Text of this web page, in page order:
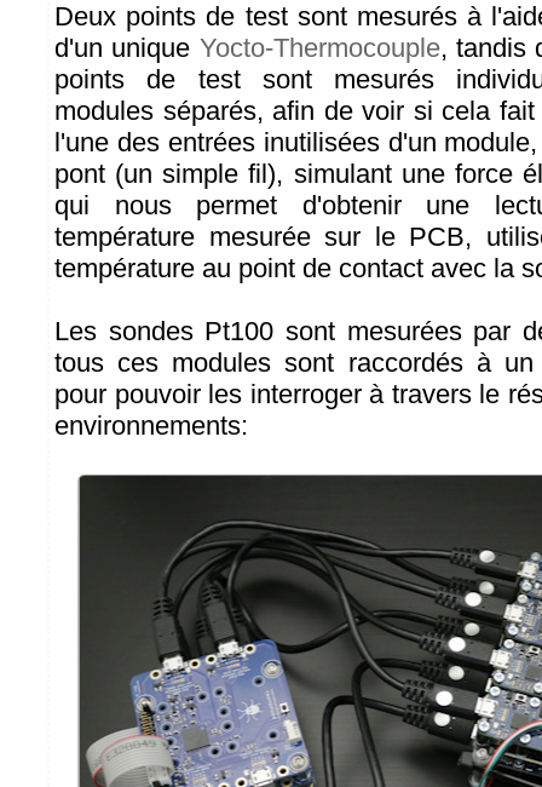
Deux points de test sont mesurés à
d'un unique Yocto-Thermocouple, tandis
points de test sont mesurés
modules séparés, afin de voir si cela
l'une des entrées inutilisées d'un
pont (un simple fil), simulant une force
qui nous permet d'obtenir une
température mesurée sur le PCB,
température au point de contact avec la
Les sondes Pt100 sont mesurées par
tous ces modules sont raccordés à
pour pouvoir les interroger à travers le
environnements: